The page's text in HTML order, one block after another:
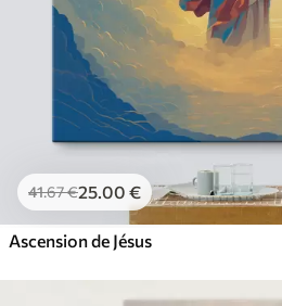
41.67€25.00 €
Ascension de Jésus